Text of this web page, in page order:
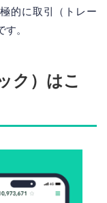
的に取引（トレー
。
ク）はこ